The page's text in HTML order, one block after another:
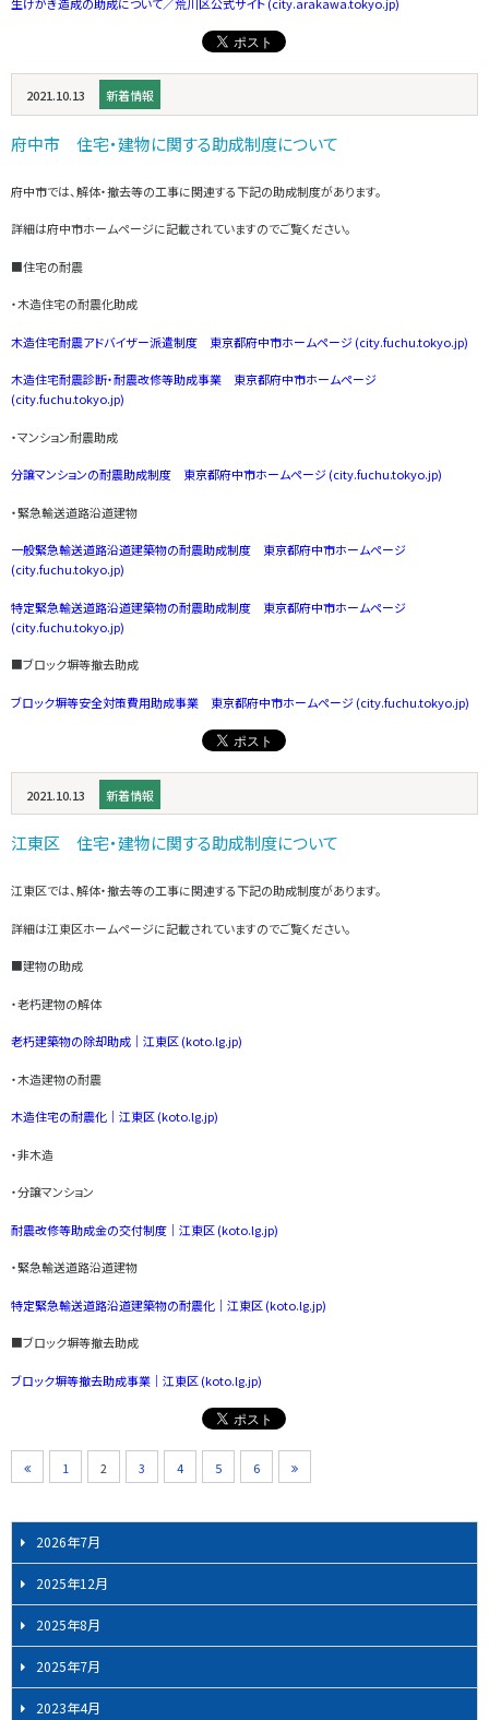
2021.10.13 新着情報
府中市 住宅・建物に関する助成制度について
府中市では、解体・撤去等の工事に関連する下記の助成制度があります。
詳細は府中市ホームページに記載されていますのでご覧ください。
■住宅の耐震
・木造住宅の耐震化助成
木造住宅耐震アドバイザー派遣制度 東京都府中市ホームページ (city.fuchu.tokyo.jp)
木造住宅耐震診断・耐震改修等助成事業 東京都府中市ホームページ
(city.fuchu.tokyo.jp)
・マンション耐震助成
分譲マンションの耐震助成制度 東京都府中市ホームページ (city.fuchu.tokyo.jp)
・緊急輸送道路沿道建物
一般緊急輸送道路沿道建築物の耐震助成制度 東京都府中市ホームページ
(city.fuchu.tokyo.jp)
特定緊急輸送道路沿道建築物の耐震助成制度 東京都府中市ホームページ
(city.fuchu.tokyo.jp)
■ブロック塀等撤去助成
ブロック塀等安全対策費用助成事業 東京都府中市ホームページ (city.fuchu.tokyo.jp)
2021.10.13 新着情報
江東区 住宅・建物に関する助成制度について
江東区では、解体・撤去等の工事に関連する下記の助成制度があります。
詳細は江東区ホームページに記載されていますのでご覧ください。
■建物の助成
・老朽建物の解体
老朽建築物の除却助成｜江東区 (koto.lg.jp)
・木造建物の耐震
木造住宅の耐震化｜江東区 (koto.lg.jp)
・非木造
・分譲マンション
耐震改修等助成金の交付制度｜江東区 (koto.lg.jp)
・緊急輸送道路沿道建物
特定緊急輸送道路沿道建築物の耐震化｜江東区 (koto.lg.jp)
■ブロック塀等撤去助成
ブロック塀等撤去助成事業｜江東区 (koto.lg.jp)
1 2 3 4 5 6
2026年7月
2025年12月
2025年8月
2025年7月
2023年4月